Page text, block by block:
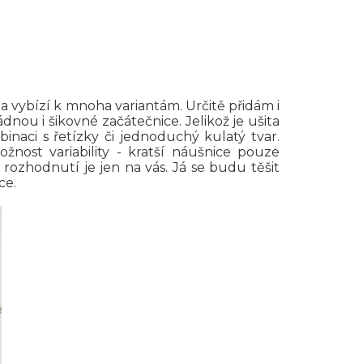
vybízí k mnoha variantám. Určitě přidám i
i šikovné začátečnice. Jelikož je ušita
s řetízky či jednoduchý kulatý tvar.
variability - kratší náušnice pouze
je jen na vás. Já se budu těšit